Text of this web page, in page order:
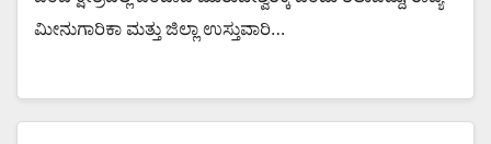
ಮೀನುಗಾರಿಕಾ ಮತ್ತು ಜಿಲ್ಲಾ ಉಸ್ತುವಾರಿ…